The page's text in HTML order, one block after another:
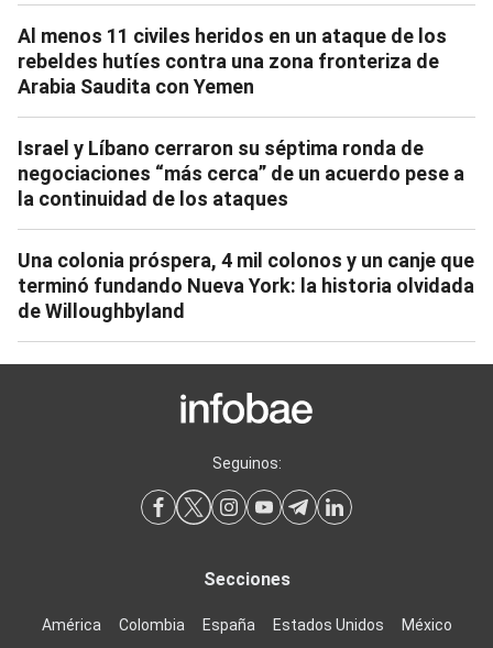
Al menos 11 civiles heridos en un ataque de los
rebeldes hutíes contra una zona fronteriza de
Arabia Saudita con Yemen
Israel y Líbano cerraron su séptima ronda de
negociaciones “más cerca” de un acuerdo pese a
la continuidad de los ataques
Una colonia próspera, 4 mil colonos y un canje que
terminó fundando Nueva York: la historia olvidada
de Willoughbyland
Seguinos:
Secciones
América Colombia España Estados Unidos México